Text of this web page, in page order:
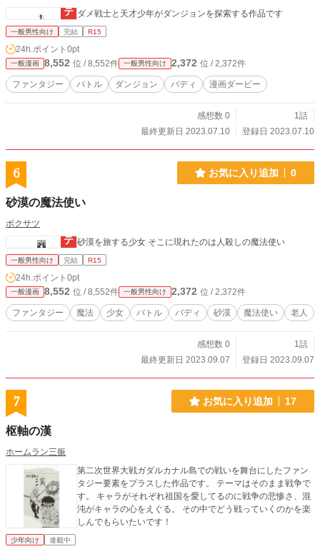
ダメ戦士と天才少年がダンジョンを探索する作品です
一般男性向け 完結 R15
24h.ポイント 0pt
一般漫画 8,552 位 / 8,552件 一般男性向け 2,372 位 / 2,372件
ファンタジー バトル ダンジョン バディ 漫画ダービー
感想数 0
1話
最終更新日 2023.07.10
登録日 2023.07.10
6 お気に入り追加 0
砂漠の魔法使い
ボクサツ
砂漠を旅する少女 そこに現れたのは人殺しの魔法使い
一般男性向け 完結 R15
24h.ポイント 0pt
一般漫画 8,552 位 / 8,552件 一般男性向け 2,372 位 / 2,372件
ファンタジー 魔法 少女 バトル バディ 砂漠 魔法使い 老人
感想数 0
1話
最終更新日 2023.09.07
登録日 2023.09.07
7 お気に入り追加 17
枢軸の漢
ホームラン三振
第二次世界大戦ガダルカナル島での戦いを舞台にしたファン
タジー要素をプラスした作品です。 テーマはそのまま戦争で
す。 キャラがそれぞれ祖国を愛してるのに戦争の悲惨さ、混
沌がキャラの心をえぐる。 その中でどう戦っていくのかを楽
しんでもらいたいです！
少年向け 連載中